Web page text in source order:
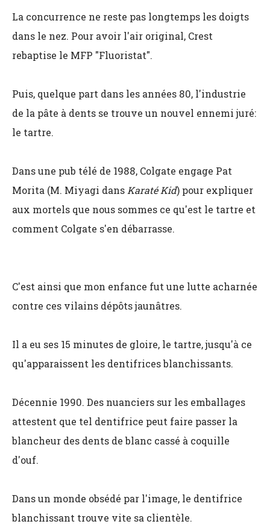
La concurrence ne reste pas longtemps les doigts
dans le nez. Pour avoir l'air original, Crest
rebaptise le MFP "Fluoristat".
Puis, quelque part dans les années 80, l'industrie
de la pâte à dents se trouve un nouvel ennemi juré:
le tartre.
Dans une pub télé de 1988, Colgate engage Pat
Morita (M. Miyagi dans Karaté Kid) pour expliquer
aux mortels que nous sommes ce qu'est le tartre et
comment Colgate s'en débarrasse.
C'est ainsi que mon enfance fut une lutte acharnée
contre ces vilains dépôts jaunâtres.
Il a eu ses 15 minutes de gloire, le tartre, jusqu'à ce
qu'apparaissent les dentifrices blanchissants.
Décennie 1990. Des nuanciers sur les emballages
attestent que tel dentifrice peut faire passer la
blancheur des dents de blanc cassé à coquille
d'ouf.
Dans un monde obsédé par l'image, le dentifrice
blanchissant trouve vite sa clientèle.